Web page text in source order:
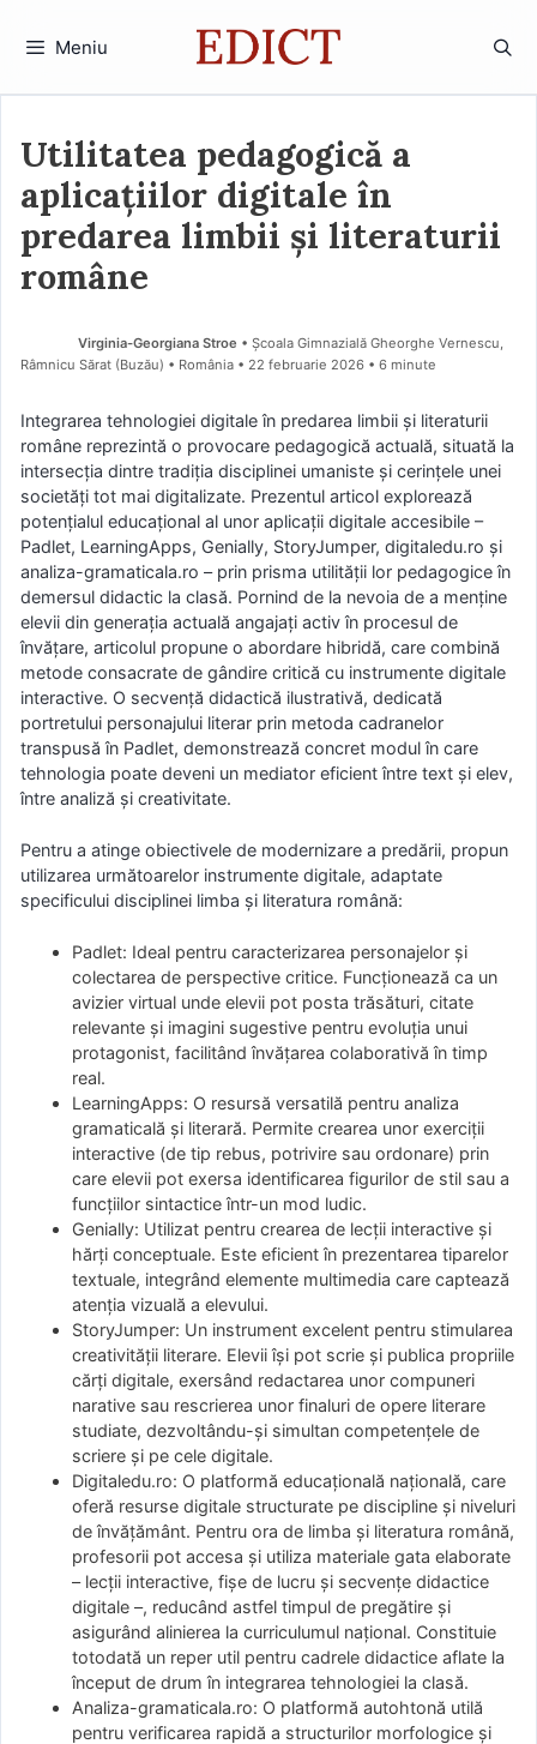
Meniu
Utilitatea pedagogică a
aplicațiilor digitale în
predarea limbii și literaturii
române
Virginia-Georgiana Stroe • Școala Gimnazială Gheorghe Vernescu,
Râmnicu Sărat (Buzău) • România
22 februarie 2026 • 6 minute
Integrarea tehnologiei digitale în predarea limbii și literaturii
române reprezintă o provocare pedagogică actuală, situată la
intersecția dintre tradiția disciplinei umaniste și cerințele unei
societăți tot mai digitalizate. Prezentul articol explorează
potențialul educațional al unor aplicații digitale accesibile –
Padlet, LearningApps, Genially, StoryJumper, digitaledu.ro și
analiza-gramaticala.ro – prin prisma utilității lor pedagogice în
demersul didactic la clasă. Pornind de la nevoia de a menține
elevii din generația actuală angajați activ în procesul de
învățare, articolul propune o abordare hibridă, care combină
metode consacrate de gândire critică cu instrumente digitale
interactive. O secvență didactică ilustrativă, dedicată
portretului personajului literar prin metoda cadranelor
transpusă în Padlet, demonstrează concret modul în care
tehnologia poate deveni un mediator eficient între text și elev,
între analiză și creativitate.
Pentru a atinge obiectivele de modernizare a predării, propun
utilizarea următoarelor instrumente digitale, adaptate
specificului disciplinei limba și literatura română:
Padlet: Ideal pentru caracterizarea personajelor și
colectarea de perspective critice. Funcționează ca un
avizier virtual unde elevii pot posta trăsături, citate
relevante și imagini sugestive pentru evoluția unui
protagonist, facilitând învățarea colaborativă în timp
real.
LearningApps: O resursă versatilă pentru analiza
gramaticală și literară. Permite crearea unor exerciții
interactive (de tip rebus, potrivire sau ordonare) prin
care elevii pot exersa identificarea figurilor de stil sau a
funcțiilor sintactice într-un mod ludic.
Genially: Utilizat pentru crearea de lecții interactive și
hărți conceptuale. Este eficient în prezentarea tiparelor
textuale, integrând elemente multimedia care captează
atenția vizuală a elevului.
StoryJumper: Un instrument excelent pentru stimularea
creativității literare. Elevii își pot scrie și publica propriile
cărți digitale, exersând redactarea unor compuneri
narative sau rescrierea unor finaluri de opere literare
studiate, dezvoltându-și simultan competențele de
scriere și pe cele digitale.
Digitaledu.ro: O platformă educațională națională, care
oferă resurse digitale structurate pe discipline și niveluri
de învățământ. Pentru ora de limba și literatura română,
profesorii pot accesa și utiliza materiale gata elaborate
– lecții interactive, fișe de lucru și secvențe didactice
digitale –, reducând astfel timpul de pregătire și
asigurând alinierea la curriculumul național. Constituie
totodată un reper util pentru cadrele didactice aflate la
început de drum în integrarea tehnologiei la clasă.
Analiza-gramaticala.ro: O platformă autohtonă utilă
pentru verificarea rapidă a structurilor morfologice și